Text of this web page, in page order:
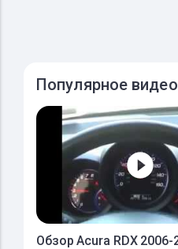
Популярное видео
Обзор Acura RDX